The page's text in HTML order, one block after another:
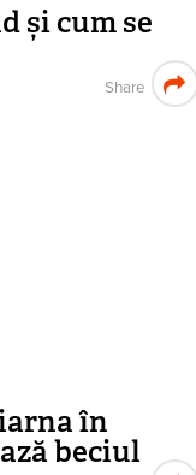
și cum se
Share
în
beciul